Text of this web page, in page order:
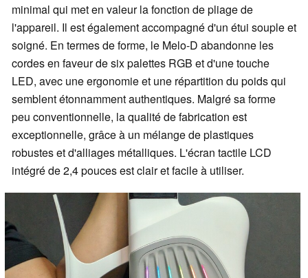
minimal qui met en valeur la fonction de pliage de
l'appareil. Il est également accompagné d'un étui souple et
soigné. En termes de forme, le Melo-D abandonne les
cordes en faveur de six palettes RGB et d'une touche
LED, avec une ergonomie et une répartition du poids qui
semblent étonnamment authentiques. Malgré sa forme
peu conventionnelle, la qualité de fabrication est
exceptionnelle, grâce à un mélange de plastiques
robustes et d'alliages métalliques. L'écran tactile LCD
intégré de 2,4 pouces est clair et facile à utiliser.